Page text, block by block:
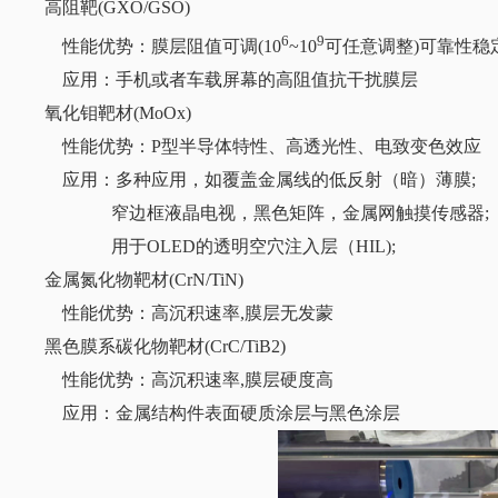
高阻靶(GXO/GSO)
性能优势：膜层阻值可调(106~109可任意调整)可靠性稳
应用：手机或者车载屏幕的高阻值抗干扰膜层
氧化钼靶材(MoOx)
性能优势：P型半导体特性、高透光性、电致变色效应
应用：多种应用，如覆盖金属线的低反射（暗）薄膜;
窄边框液晶电视，黑色矩阵，金属网触摸传感器;
用于OLED的透明空穴注入层（HIL);
金属氮化物靶材(CrN/TiN)
性能优势：高沉积速率,膜层无发蒙
黑色膜系碳化物靶材(CrC/TiB2)
性能优势：高沉积速率,膜层硬度高
应用：金属结构件表面硬质涂层与黑色涂层